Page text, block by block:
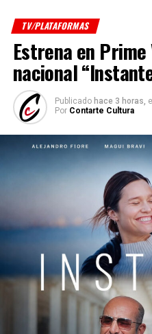
TV/PLATAFORMAS
Estrena en
nacional
Publicado hace 3 horas, el
Por Contarte Cultura